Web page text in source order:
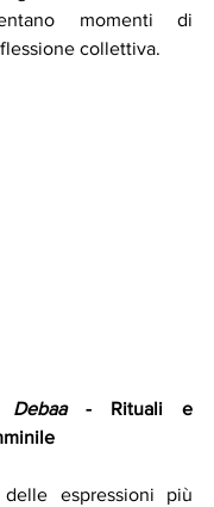
momenti di
collettiva.
Debaa - Rituali e
espressioni più